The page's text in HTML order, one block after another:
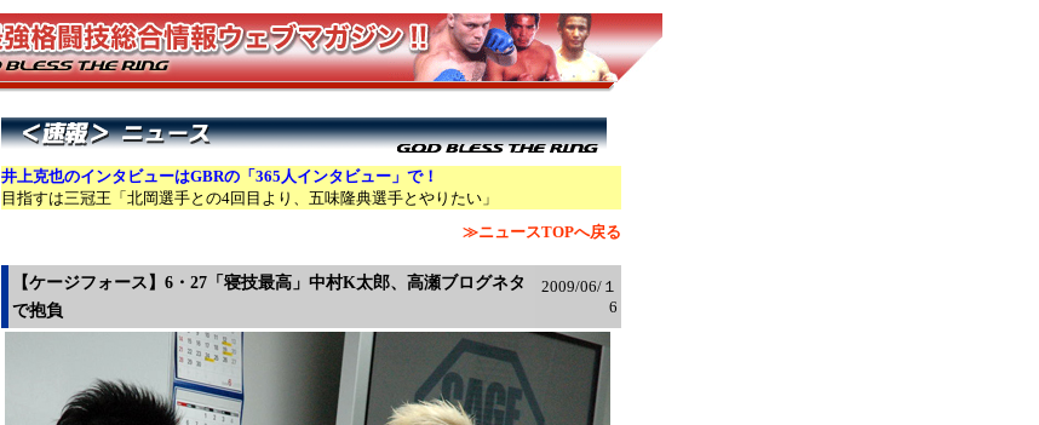
井上克也のインタビューはGBRの「365人インタビュー」で！
目指すは三冠王「北岡選手との4回目より、五味隆典選手とやりたい」
≫ニュースTOPへ戻る
【ケージフォース】6・27「寝技最高」中村K太郎、高瀬ブログネタ
で抱負
2009/06/１
6